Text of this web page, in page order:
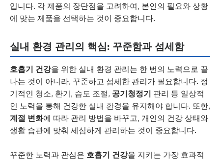
입니다. 각 제품의 장단점을 고려하여, 본인의 필요와 상황
에 맞는 제품을 선택하는 것이 중요합니다.
실내 환경 관리의 핵심: 꾸준함과 섬세함
호흡기 건강을 위한 실내 환경 관리는 한 번의 노력으로 끝
나는 것이 아니라, 꾸준하고 섬세한 관리가 필요합니다. 정
기적인 청소, 환기, 습도 조절, 공기청정기 관리 등 일상적
인 노력을 통해 건강한 실내 환경을 유지해야 합니다. 또한,
계절 변화에 따라 관리 방법을 바꾸고, 개인의 건강 상태와
생활 습관에 맞춰 세심하게 관리하는 것이 중요합니다.
꾸준한 노력과 관심은 호흡기 건강을 지키는 가장 효과적